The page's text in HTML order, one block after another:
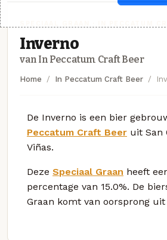
Inverno
van In Peccatum Craft Beer
Home In Peccatum Craft Beer
De Inverno is een bier
Peccatum Craft Beer uit San
Viñas.
Deze Speciaal Graan heeft
percentage van 15.0%. De
Graan komt van oorsprong uit